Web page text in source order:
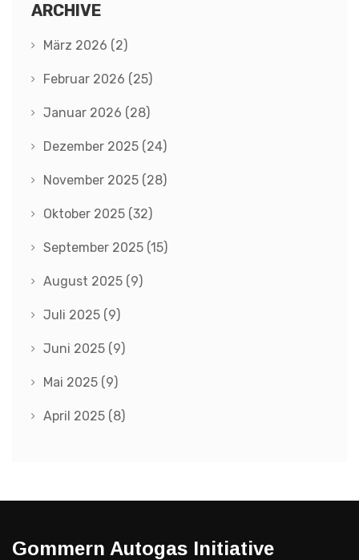
ARCHIVE
März 2026 (2)
Februar 2026 (25)
Januar 2026 (28)
Dezember 2025 (24)
November 2025 (28)
Oktober 2025 (32)
September 2025 (15)
August 2025 (9)
Juli 2025 (9)
Juni 2025 (9)
Mai 2025 (9)
April 2025 (8)
Gommern Autogas Initiative